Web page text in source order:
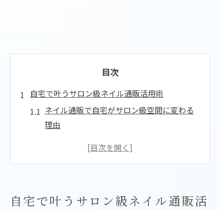
目次
自宅で叶うサロン級ネイル通販活用術
ネイル通販で自宅がサロン級空間に変わる
理由
初心者向けネイル通販の選び方とポイント
ジェルネイル通販で楽しむトレンドアート
自宅で叶うサロン級ネイル通販活